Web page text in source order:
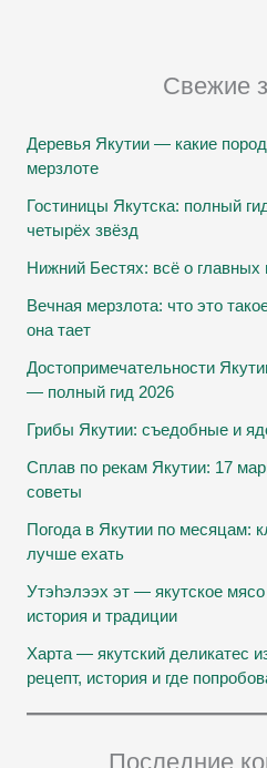
Свежие
Деревья Якутии — какие
мерзлоте
Гостиницы Якутска: полный
четырёх звёзд
Нижний Бестях: всё о главных
Вечная мерзлота: что это
она тает
Достопримечательности
— полный гид 2026
Грибы Якутии: съедобные и
Сплав по рекам Якутии: 17
советы
Погода в Якутии по месяцам:
лучше ехать
Утэhэлээх эт — якутское
история и традиции
Харта — якутский деликатес
рецепт, история и где
Последние